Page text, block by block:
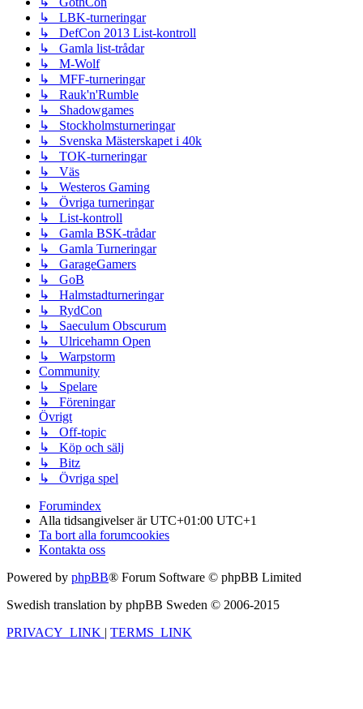
↳ LBK-turneringar
↳ DefCon 2013 List-kontroll
↳ Gamla list-trådar
↳ M-Wolf
↳ MFF-turneringar
↳ Rauk'n'Rumble
↳ Shadowgames
↳ Stockholmsturneringar
↳ Svenska Mästerskapet i 40k
↳ TOK-turneringar
↳ Väs
↳ Westeros Gaming
↳ Övriga turneringar
↳ List-kontroll
↳ Gamla BSK-trådar
↳ Gamla Turneringar
↳ GarageGamers
↳ GoB
↳ Halmstadturneringar
↳ RydCon
↳ Saeculum Obscurum
↳ Ulricehamn Open
↳ Warpstorm
Community
↳ Spelare
↳ Föreningar
Övrigt
↳ Off-topic
↳ Köp och sälj
↳ Bitz
↳ Övriga spel
Forumindex
Alla tidsangivelser är UTC+01:00 UTC+1
Ta bort alla forumcookies
Kontakta oss
Powered by phpBB® Forum Software © phpBB Limited
Swedish translation by phpBB Sweden © 2006-2015
PRIVACY_LINK
TERMS_LINK